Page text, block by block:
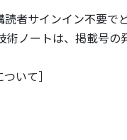
者サインイン不要で
ノートは、掲載号
いて］